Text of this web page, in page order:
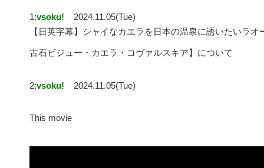
1:vsoku!
2024.11.05(Tue)
【日英字幕】シャイなカエラを日本の温泉に誘いたいラ
古石ビジュー・カエラ・コヴァルスキア】について
2:vsoku! 2024.11.05(Tue)
This movie